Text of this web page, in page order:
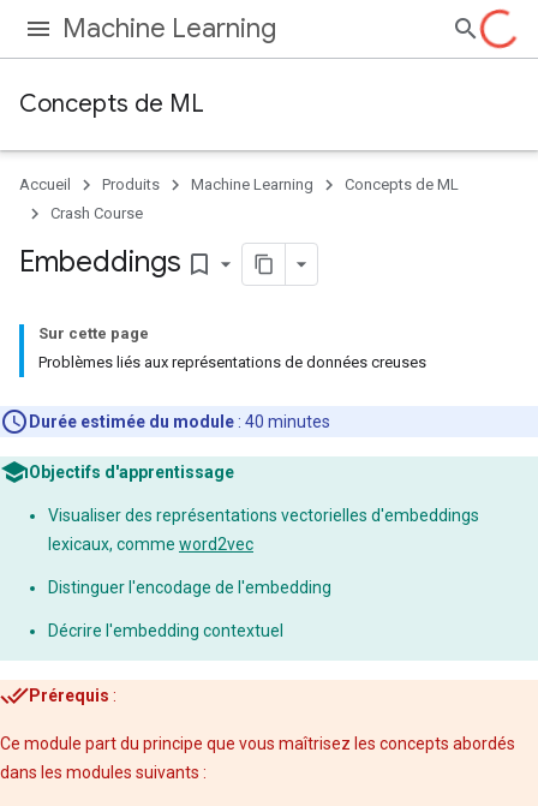
Machine Learning
Concepts de ML
Accueil Produits Machine Learning
Concepts de ML
Crash Course
Embeddings bookmark_border
Sur cette page
Problèmes liés aux représentations de données creuses
Durée estimée du module : 40 minutes
Objectifs d'apprentissage
Visualiser des représentations vectorielles d'embeddings
lexicaux, comme word2vec
Distinguer l'encodage de l'embedding
Décrire l'embedding contextuel
Prérequis :
Ce module part du principe que vous maîtrisez les concepts abordés
dans les modules suivants :